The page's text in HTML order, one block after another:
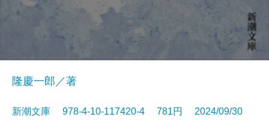
隆慶一郎／著
新潮文庫 978-4-10-117420-4 781円 2024/09/30